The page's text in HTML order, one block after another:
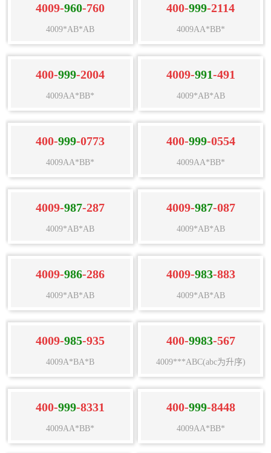
4009-960-760
4009*AB*AB
400-999-2114
4009AA*BB*
400-999-2004
4009AA*BB*
4009-991-491
4009*AB*AB
400-999-0773
4009AA*BB*
400-999-0554
4009AA*BB*
4009-987-287
4009*AB*AB
4009-987-087
4009*AB*AB
4009-986-286
4009*AB*AB
4009-983-883
4009*AB*AB
4009-985-935
4009A*BA*B
400-9983-567
4009***ABC(abc为升序)
400-999-8331
4009AA*BB*
400-999-8448
4009AA*BB*